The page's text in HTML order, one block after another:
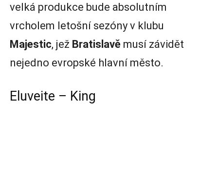
velká produkce bude absolutním
vrcholem letošní sezóny v klubu
Majestic, jež Bratislavě musí závidět
nejedno evropské hlavní město.
Eluveite – King